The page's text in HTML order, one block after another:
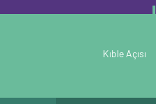
Kıble Açısı